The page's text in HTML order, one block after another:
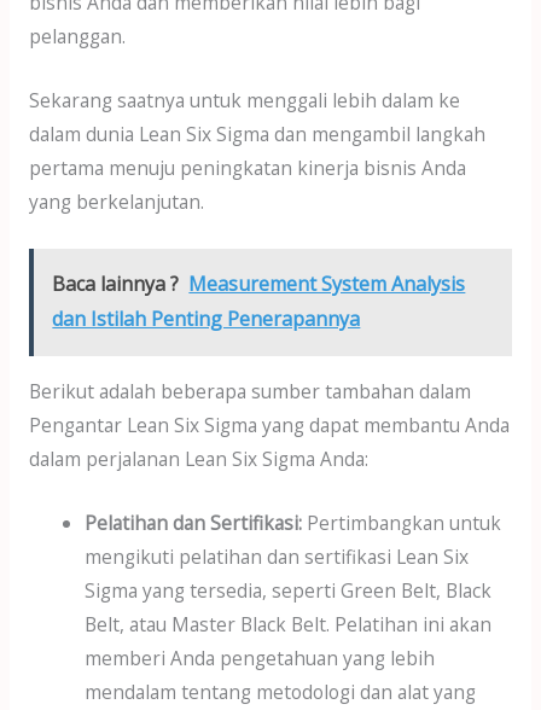
pelanggan.
Sekarang saatnya untuk menggali lebih dalam ke
dalam dunia Lean Six Sigma dan mengambil langkah
pertama menuju peningkatan kinerja bisnis Anda
yang berkelanjutan.
Baca lainnya ? Measurement System Analysis
dan Istilah Penting Penerapannya
Berikut adalah beberapa sumber tambahan dalam
Pengantar Lean Six Sigma yang dapat membantu Anda
dalam perjalanan Lean Six Sigma Anda:
Pelatihan dan Sertifikasi: Pertimbangkan untuk
mengikuti pelatihan dan sertifikasi Lean Six
Sigma yang tersedia, seperti Green Belt, Black
Belt, atau Master Black Belt. Pelatihan ini akan
memberi Anda pengetahuan yang lebih
mendalam tentang metodologi dan alat yang